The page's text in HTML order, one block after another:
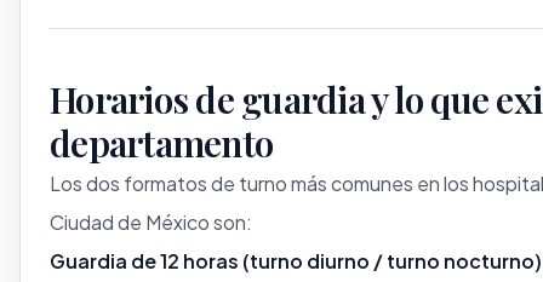
Horarios de guardia y lo que
departamento
Los dos formatos de turno más comunes en los
Ciudad de México son:
Guardia de 12 horas (turno diurno / turno nocturno)